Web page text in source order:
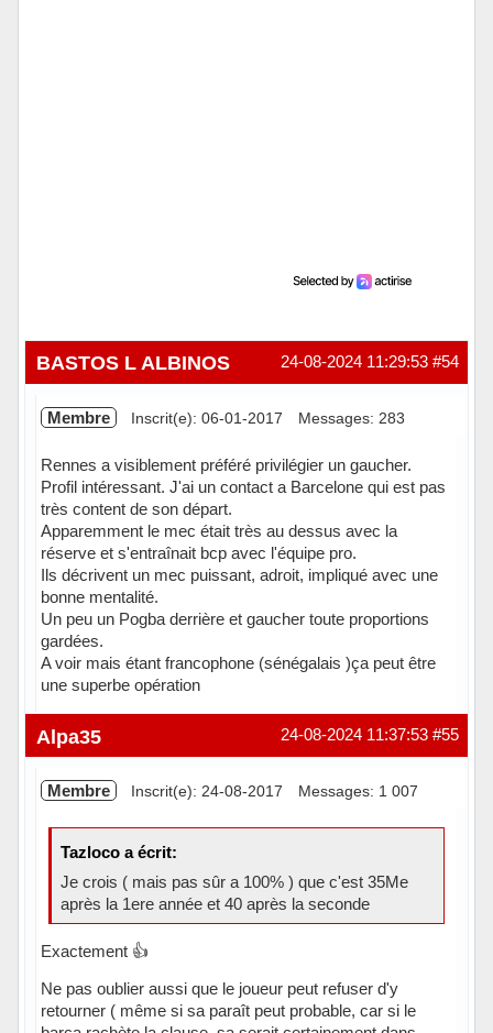
#54
24-08-2024 11:29:53
BASTOS L ALBINOS
Membre Inscrit(e): 06-01-2017 Messages: 283
Rennes a visiblement préféré privilégier un gaucher.
Profil intéressant. J'ai un contact a Barcelone qui est pas
très content de son départ.
Apparemment le mec était très au dessus avec la
réserve et s'entraînait bcp avec l'équipe pro.
Ils décrivent un mec puissant, adroit, impliqué avec une
bonne mentalité.
Un peu un Pogba derrière et gaucher toute proportions
gardées.
A voir mais étant francophone (sénégalais )ça peut être
une superbe opération
Hors ligne #55
24-08-2024 11:37:53
Alpa35
Membre Inscrit(e): 24-08-2017 Messages: 1 007
Tazloco a écrit:
Je crois ( mais pas sûr a 100% ) que c'est 35Me
après la 1ere année et 40 après la seconde
Exactement 👍
Ne pas oublier aussi que le joueur peut refuser d'y
retourner ( même si sa paraît peut probable, car si le